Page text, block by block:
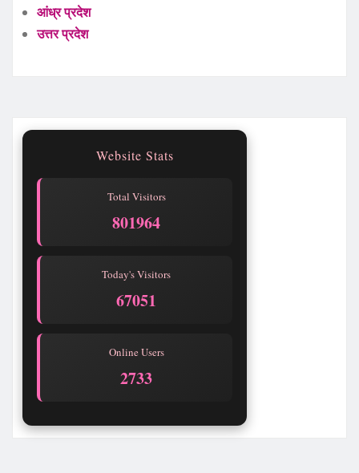
आंध्र प्रदेश
उत्तर प्रदेश
Website Stats
Total Visitors
801964
Today's Visitors
67051
Online Users
2734